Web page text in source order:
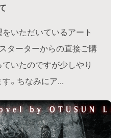
いただいているアート
ターターからの直接ご購
いたのですが少しやり
。ちなみにア...